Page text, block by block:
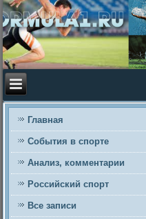
Главная
События в спорте
Анализ, комментарии
Российский спорт
Все записи